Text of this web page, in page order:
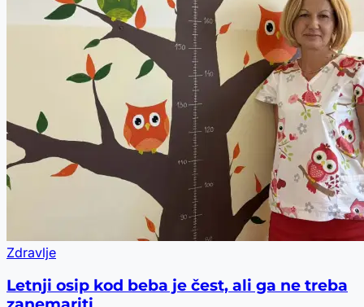
Zdravlje
Letnji osip kod beba je čest, ali ga ne treba